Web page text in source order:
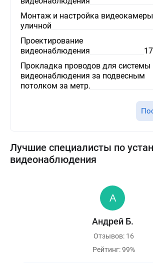
Монтаж и настройка видеокамеры
уличной
Проектирование
видеонаблюдения
Прокладка проводов для системы
видеонаблюдения за подвесным
потолком за метр.
Лучшие специалисты по
видеонаблюдения
Андрей Б.
Отзывов: 16
Рейтинг: 99%